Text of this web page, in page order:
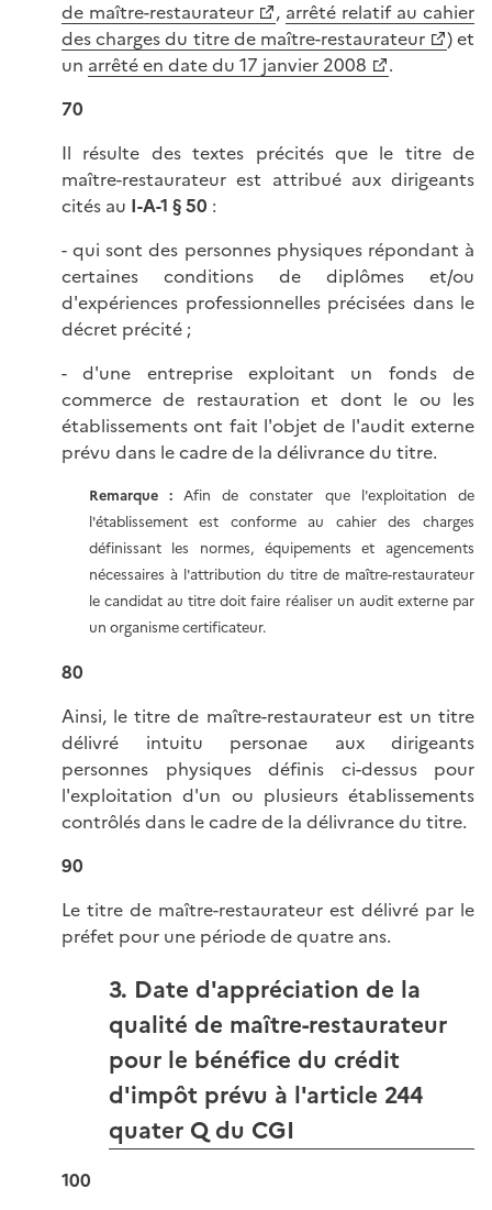
de maître-restaurateur
, arrêté relatif au cahier
des charges du titre de maître-restaurateur
) et
un arrêté en date du 17 janvier 2008
.
70
Il résulte des textes précités que le titre de
maître-restaurateur est attribué aux dirigeants
cités au I-A-1 § 50 :
- qui sont des personnes physiques répondant à
certaines conditions de diplômes et/ou
d'expériences professionnelles précisées dans le
décret précité ;
- d'une entreprise exploitant un fonds de
commerce de restauration et dont le ou les
établissements ont fait l'objet de l'audit externe
prévu dans le cadre de la délivrance du titre.
Remarque :Afin de constater que l'exploitation de
l'établissement est conforme au cahier des charges
définissant les normes, équipements et agencements
nécessaires à l'attribution du titre de maître-restaurateur
le candidat au titre doit faire réaliser un audit externe par
un organisme certificateur.
80
Ainsi, le titre de maître-restaurateur est un titre
délivré intuitu personae aux dirigeants
personnes physiques définis ci-dessus pour
l'exploitation d'un ou plusieurs établissements
contrôlés dans le cadre de la délivrance du titre.
90
Le titre de maître-restaurateur est délivré par le
préfet pour une période de quatre ans.
3. Date d'appréciation de la
qualité de maître-restaurateur
pour le bénéfice du crédit
d'impôt prévu à l'article 244
quater Q du CGI
100